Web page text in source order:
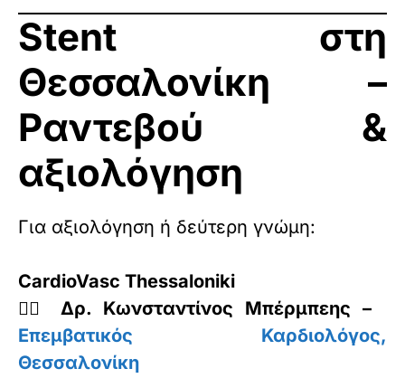
Stent στη
Θεσσαλονίκη –
Ραντεβού &
αξιολόγηση
Για αξιολόγηση ή δεύτερη γνώμη:
CardioVasc Thessaloniki
👨‍⚕️ Δρ. Κωνσταντίνος Μπέρμπεης –
Επεμβατικός Καρδιολόγος,
Θεσσαλονίκη